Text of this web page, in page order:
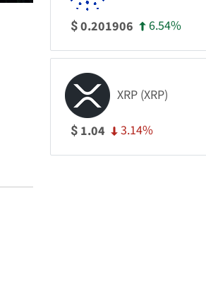
$0.201906 6.54%
XRP (XRP)
$ 1.04 3.14%